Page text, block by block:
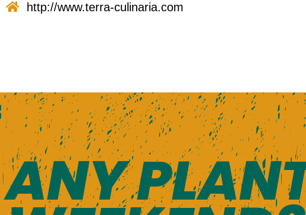
http://www.terra-culinaria.com
ANY